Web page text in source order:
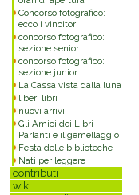
Concorso fotografico:
ecco i vincitori
concorso fotografico:
sezione senior
concorso fotografico:
sezione junior
La Cassa vista dalla luna
liberi libri
nuovi arrivi
Gli Amici dei Libri
Parlanti e il gemellaggio
Festa delle biblioteche
Nati per leggere
contributi
wiki